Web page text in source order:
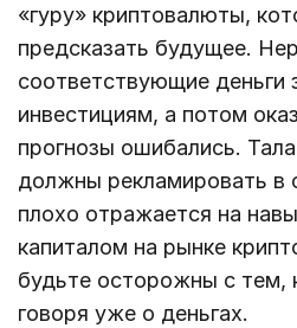
«гуру» криптовалюты,
предсказать будущее.
соответствующие деньги
инвестициям, а потом
прогнозы ошибались.
должны рекламировать в
плохо отражается на
капиталом на рынке
будьте осторожны с тем,
говоря уже о деньгах.